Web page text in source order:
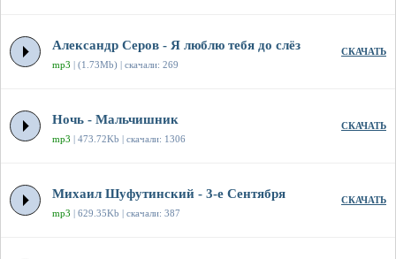
Александр Серов - Я люблю тебя до слёз
mp3 | (1.73Mb) | скачали: 269
СКАЧАТЬ
Ночь - Мальчишник
mp3 | 473.72Kb | скачали: 1306
СКАЧАТЬ
Михаил Шуфутинский - 3-е Сентября
mp3 | 629.35Kb | скачали: 387
СКАЧАТЬ